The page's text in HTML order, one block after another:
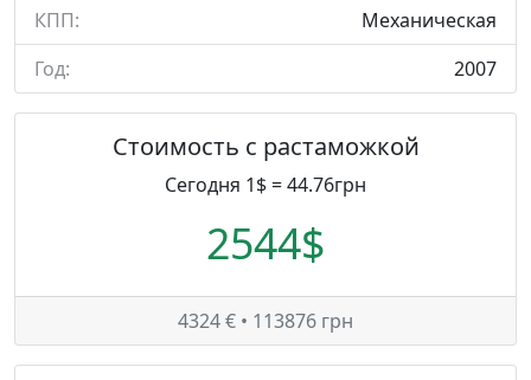
КПП:
Механическая
Год:
2007
Стоимость с растаможкой
Сегодня 1$ = 44.76грн
2544$
4324 € • 113876 грн